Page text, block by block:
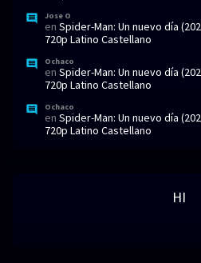
Jose O
en Spider-Man: Un nuevo día
720p Latino Castellano
Ochaco
en Spider-Man: Un nuevo día
720p Latino Castellano
Ochaco
en Spider-Man: Un nuevo día
720p Latino Castellano
HI